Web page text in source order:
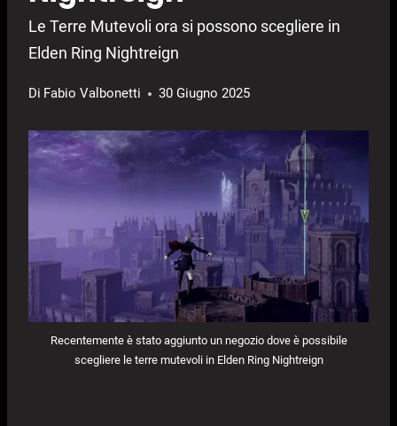
Le Terre Mutevoli ora si possono scegliere in
Elden Ring Nightreign
Di Fabio Valbonetti 30 Giugno 2025
Recentemente è stato aggiunto un negozio dove è possibile
scegliere le terre mutevoli in Elden Ring Nightreign